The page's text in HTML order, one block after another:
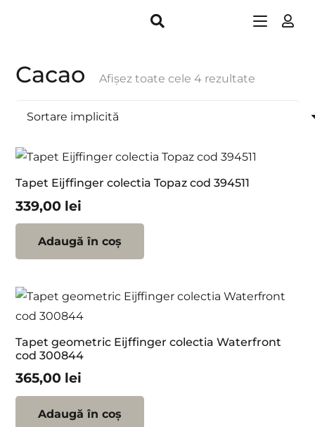
Cacao Afișez toate cele 4 rezultate
Tapet Eijffinger colectia Topaz cod 394511
339,00 lei
Adaugă în coș
Tapet geometric Eijffinger colectia Waterfront
cod 300844
365,00 lei
Adaugă în coș